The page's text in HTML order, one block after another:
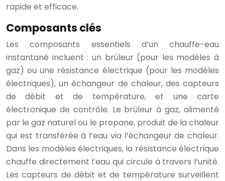
rapide et efficace.
Composants clés
Les composants essentiels d’un chauffe-eau
instantané incluent : un brûleur (pour les modèles à
gaz) ou une résistance électrique (pour les modèles
électriques), un échangeur de chaleur, des capteurs
de débit et de température, et une carte
électronique de contrôle. Le brûleur à gaz, alimenté
par le gaz naturel ou le propane, produit de la chaleur
qui est transférée à l’eau via l’échangeur de chaleur.
Dans les modèles électriques, la résistance électrique
chauffe directement l’eau qui circule à travers l’unité.
Les capteurs de débit et de température surveillent